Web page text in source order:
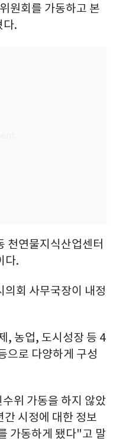
원회를 가동하고 본
다.
천연물지식산업센터
다.
의회 사무국장이 내정
, 농업, 도시성장 등 4
으로 다양하게 구성
위 가동을 하지 않았
시정에 대한 정보
가동하게 됐다"고 말